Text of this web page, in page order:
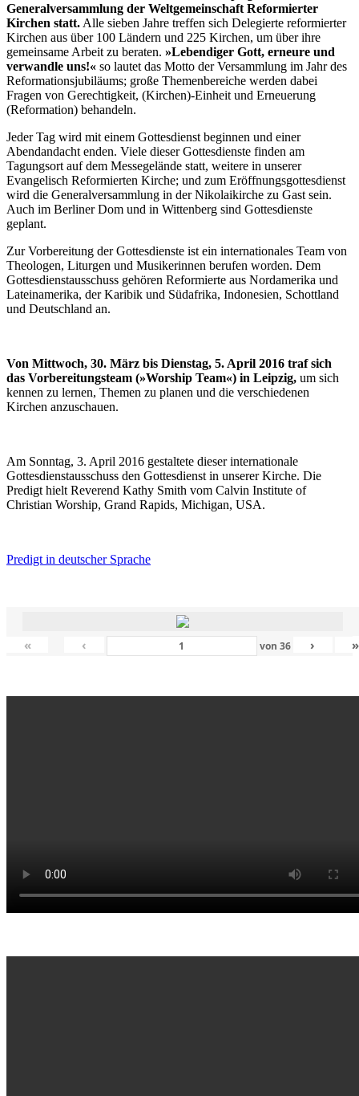
Generalversammlung der Weltgemeinschaft Reformierter
Kirchen statt.Alle sieben Jahre treffen sich Delegierte reformierter
Kirchen aus über 100 Ländern und 225 Kirchen, um über ihre
gemeinsame Arbeit zu beraten. »Lebendiger Gott, erneure und
verwandle uns!« so lautet das Motto der Versammlung im Jahr des
Reformationsjubiläums; große Themenbereiche werden dabei
Fragen von Gerechtigkeit, (Kirchen)-Einheit und Erneuerung
(Reformation) behandeln.
Jeder Tag wird mit einem Gottesdienst beginnen und einer
Abendandacht enden. Viele dieser Gottesdienste finden am
Tagungsort auf dem Messegelände statt, weitere in unserer
Evangelisch Reformierten Kirche; und zum Eröffnungsgottesdienst
wird die Generalversammlung in der Nikolaikirche zu Gast sein.
Auch im Berliner Dom und in Wittenberg sind Gottesdienste
geplant.
Zur Vorbereitung der Gottesdienste ist ein internationales Team von
Theologen, Liturgen und Musikerinnen berufen worden. Dem
Gottesdienstausschuss gehören Reformierte aus Nordamerika und
Lateinamerika, der Karibik und Südafrika, Indonesien, Schottland
und Deutschland an.
Von Mittwoch, 30. März bis Dienstag, 5. April 2016 traf sich
das Vorbereitungsteam (»Worship Team«) in Leipzig, um sich
kennen zu lernen, Themen zu planen und die verschiedenen
Kirchen anzuschauen.
Am Sonntag, 3. April 2016 gestaltete dieser internationale
Gottesdienstausschuss den Gottesdienst in unserer Kirche. Die
Predigt hielt Reverend Kathy Smith vom Calvin Institute of
Christian Worship, Grand Rapids, Michigan, USA.
Predigt in deutscher Sprache
« ‹ von 36 › »